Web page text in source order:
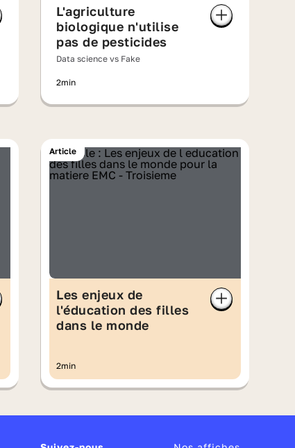
L'agriculture
biologique n'utilise
pas de pesticides
Data science vs Fake
2min
Article
Les enjeux de
l'éducation des filles
dans le monde
2min